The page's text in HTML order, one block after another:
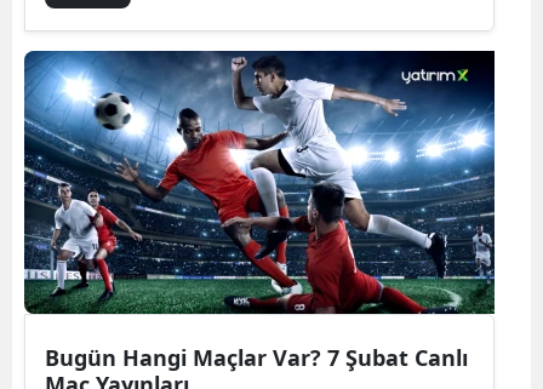
Bugün Hangi Maçlar Var? 7 Şubat Canlı